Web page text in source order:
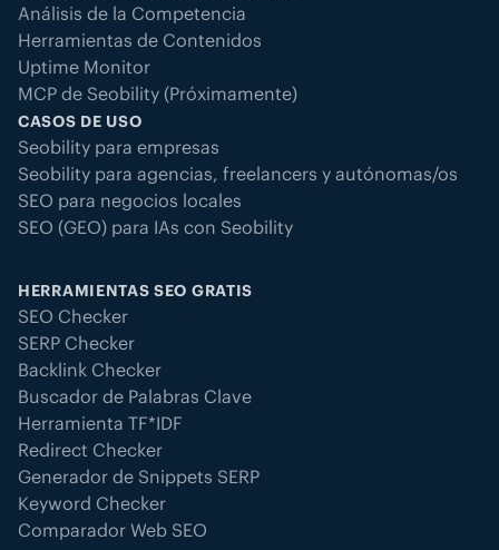
Análisis de la Competencia
Herramientas de Contenidos
Uptime Monitor
MCP de Seobility (Próximamente)
CASOS DE USO
Seobility para empresas
Seobility para agencias, freelancers y autónomas/os
SEO para negocios locales
SEO (GEO) para IAs con Seobility
HERRAMIENTAS SEO GRATIS
SEO Checker
SERP Checker
Backlink Checker
Buscador de Palabras Clave
Herramienta TF*IDF
Redirect Checker
Generador de Snippets SERP
Keyword Checker
Comparador Web SEO